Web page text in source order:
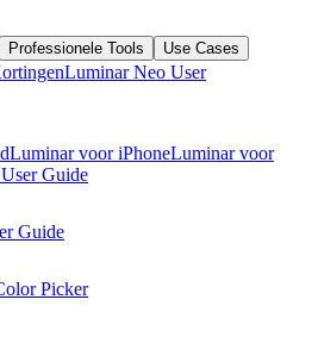
Professionele Tools
Use Cases
Luminar Neo User
Luminar voor iPhoneLuminar voor
Guide
Guide
Picker